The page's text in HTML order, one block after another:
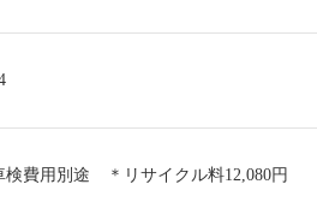
費用別途 ＊リサイクル料12,080円